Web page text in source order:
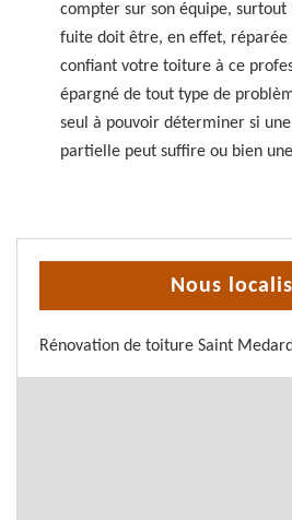
compter sur son équipe, surtout
fuite doit être, en effet, réparée
confiant votre toiture à ce
épargné de tout type de
seul à pouvoir déterminer si
partielle peut suffire ou bien
Nous
Rénovation de toiture Saint